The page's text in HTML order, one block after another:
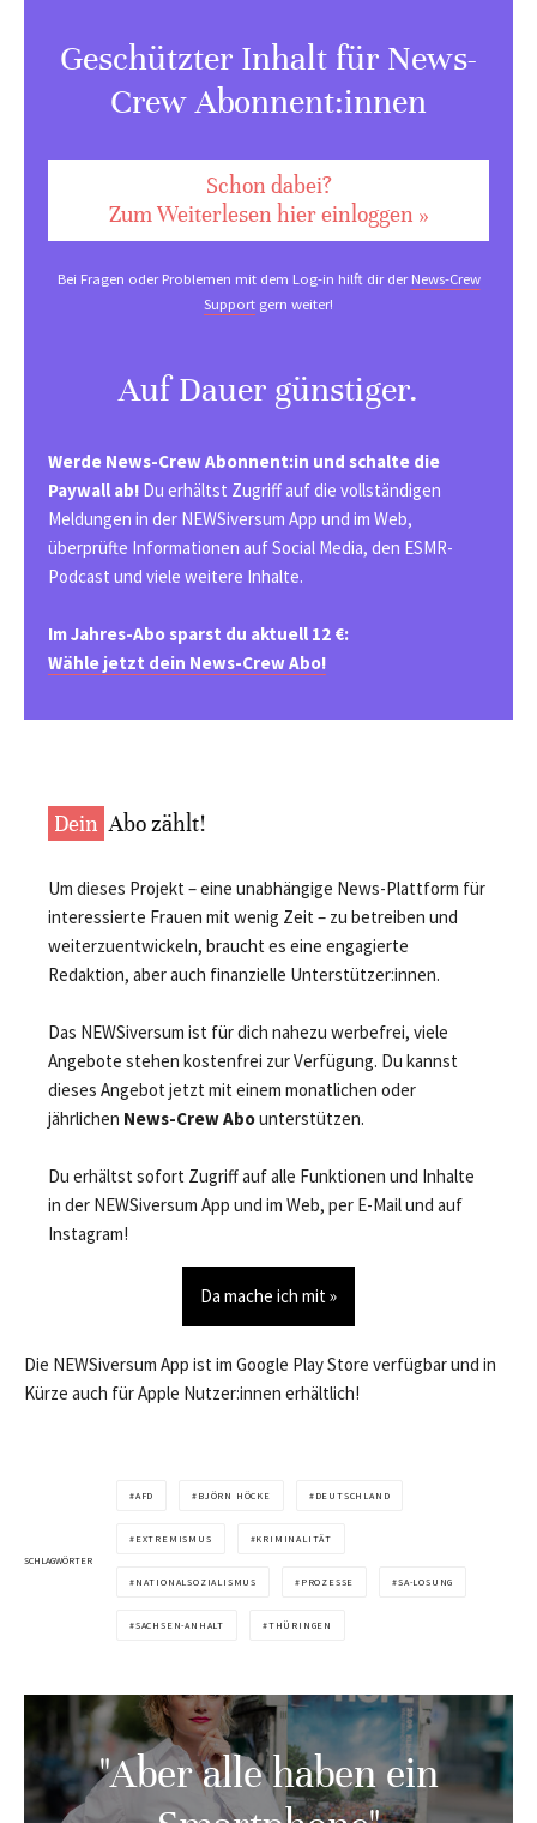
Geschützter Inhalt für News-
Crew Abonnent:innen
Schon dabei?
Zum Weiterlesen hier einloggen »
Bei Fragen oder Problemen mit dem Log-in hilft dir derNews-Crew
Support gern weiter!
Auf Dauer günstiger.
Werde News-Crew Abonnent:in und schalte die
Paywall ab! Du erhältst Zugriff auf die vollständigen
Meldungen in der NEWSiversum App und im Web,
überprüfte Informationen auf Social Media, den ESMR-
Podcast und viele weitere Inhalte.
Im Jahres-Abo sparst du aktuell 12 €:
Wähle jetzt dein News-Crew Abo!
Dein Abo zählt!
Um dieses Projekt – eine unabhängige News-Plattform für
interessierte Frauen mit wenig Zeit – zu betreiben und
weiterzuentwickeln, braucht es eine engagierte
Redaktion, aber auch finanzielle Unterstützer:innen.
Das NEWSiversum ist für dich nahezu werbefrei, viele
Angebote stehen kostenfrei zur Verfügung. Du kannst
dieses Angebot jetzt mit einem monatlichen oder
jährlichen News-Crew Abounterstützen.
Du erhältst sofort Zugriff auf alle Funktionen und Inhalte
in der NEWSiversum App und im Web, per E-Mail und auf
Instagram!
Da mache ich mit »
Die NEWSiversum App ist im Google Play Store verfügbar und in
Kürze auch für Apple Nutzer:innen erhältlich!
SCHLAGWÖRTER
AFD BJÖRN HÖCKE DEUTSCHLAND
EXTREMISMUS KRIMINALITÄT
NATIONALSOZIALISMUS PROZESSE SA-LOSUNG
SACHSEN-ANHALT THÜRINGEN
"Aber alle haben ein